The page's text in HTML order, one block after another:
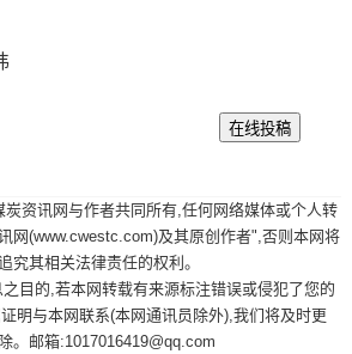
资讯网与作者共同所有,任何网络媒体或个人转
网(www.cwestc.com)及其原创作者",否则本网将
究其相关法律责任的权利。
目的,若本网转载有来源标注错误或侵犯了您的
明与本网联系(本网通讯员除外),我们将及时更
。邮箱:1017016419@qq.com